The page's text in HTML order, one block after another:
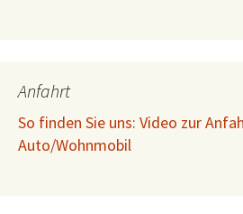
Anfahrt
So finden Sie uns: Video zur
Auto/Wohnmobil